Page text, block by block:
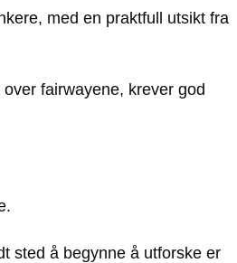
med en praktfull utsikt fra
fairwayene, krever god
sted å begynne å utforske er